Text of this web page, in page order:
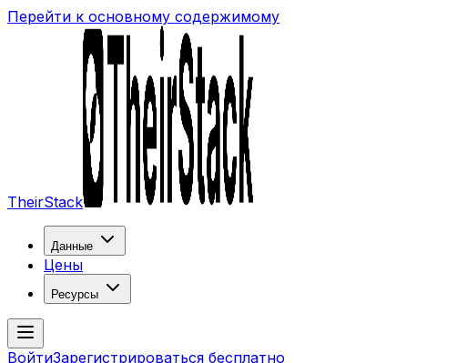
Перейти к основному содержимому
TheirStack
Данные
Цены
Ресурсы
ВойтиЗарегистрироваться бесплатно